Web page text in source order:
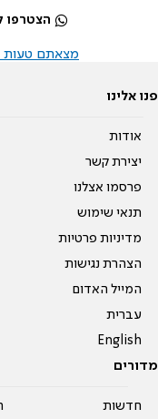
הצטרפו
מצאתם טעות
פנו אלינו
אודות
יצירת קשר
פרסמו אצלנו
תנאי שימוש
מדיניות פרטיות
הצהרת נגישות
המייל האדום
עברית
English
מדורים
חדשות